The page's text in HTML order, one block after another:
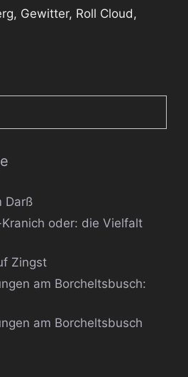
, Gewitter, Roll Cloud ,
Darß
oder: die Vielfalt
Zingst
am Borcheltsbusch:
am Borcheltsbusch